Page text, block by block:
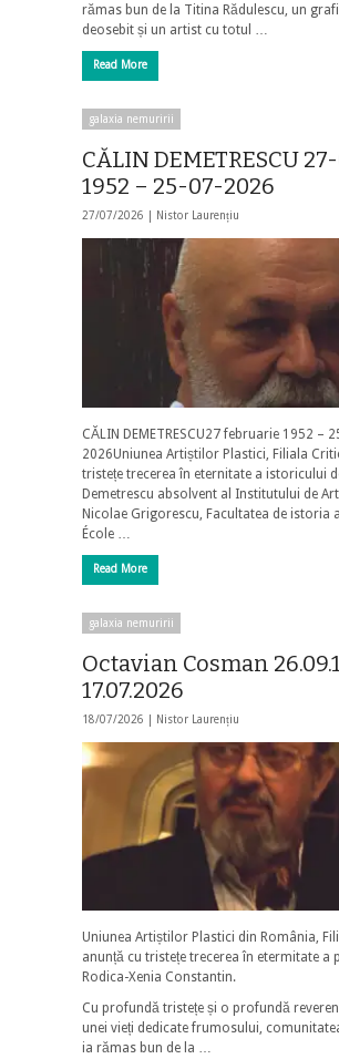
rămas bun de la Titina Rădulescu, un
deosebit și un artist cu totul …
Read More
galaxia nemuririi
CĂLIN DEMETRESCU
1952 – 25-07-2026
27/07/2026 | Nistor Laurențiu
CĂLIN DEMETRESCU27 februarie 1952 –
2026Uniunea Artiștilor Plastici, Filiala
tristețe trecerea în eternitate a istoricului
Demetrescu absolvent al Institutului de
Nicolae Grigorescu, Facultatea de istoria
École …
Read More
galaxia nemuririi
Octavian Cosman
17.07.2026
18/07/2026 | Nistor Laurențiu
Uniunea Artiștilor Plastici din România,
anunță cu tristețe trecerea în etermitate a
Rodica-Xenia Constantin.
Cu profundă tristețe și o profundă
unei vieți dedicate frumosului,
ia rămas bun de la …